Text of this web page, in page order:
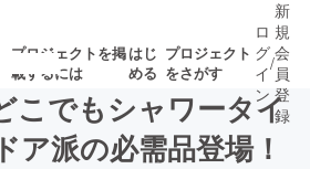
プロジェクトを掲
載するには
はじ
める
プロジェクト
をさがす
ロ
グ
イ
ン
/
新
規
会
員
登
録
こでもシャワータイ
ア派の必需品登場！